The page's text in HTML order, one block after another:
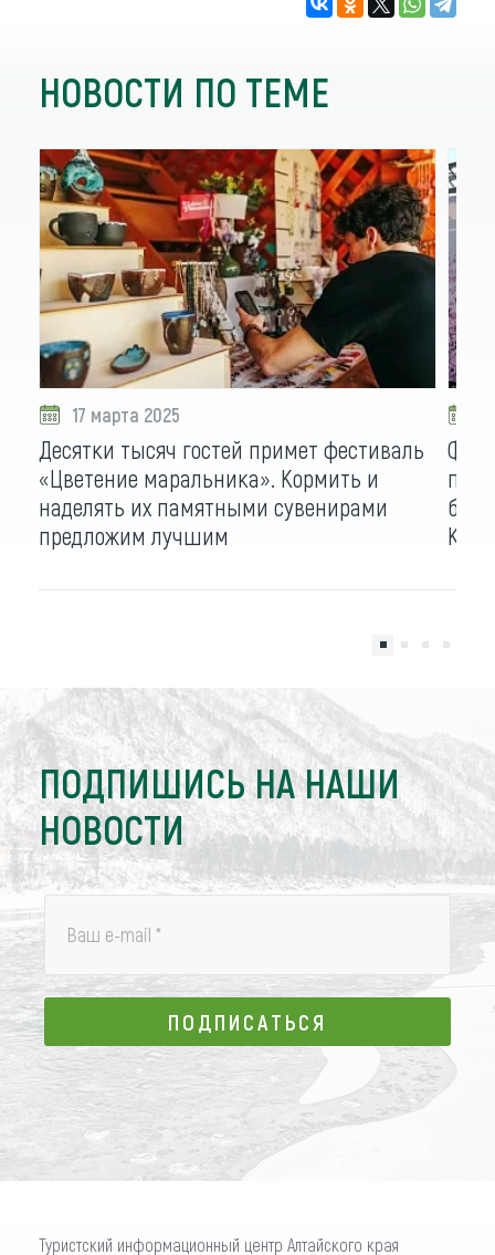
НОВОСТИ ПО ТЕМЕ
17 марта 2025
Десятки тысяч гостей примет фестиваль
«Цветение маральника». Кормить и
наделять их памятными сувенирами
предложим лучшим
ПОДПИШИСЬ НА НАШИ
НОВОСТИ
Ваш e-mail *
ПОДПИСАТЬСЯ
ПОДПИСАТЬСЯ
Туристский информационный центр Алтайского края